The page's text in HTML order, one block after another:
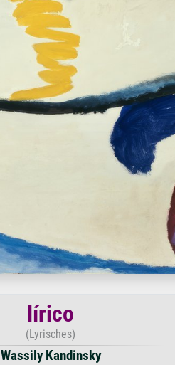
lírico
(Lyrisches)
Wassily Kandinsky